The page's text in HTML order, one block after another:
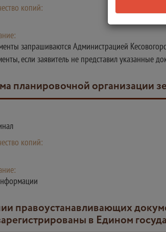
копий:
запрашиваются Администрацией
если заявитель не представил указанные
планировочной организации
копий:
в Едином